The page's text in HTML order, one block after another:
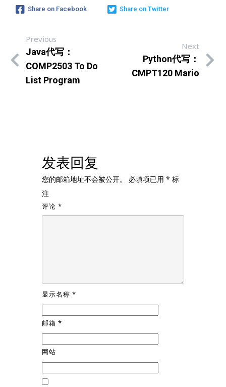
Share on Facebook Share on Twitter
Previous
Java代写：
COMP2503 To Do
List Program
Next
Python代写：
CMPT120 Mario
发表回复
您的邮箱地址不会被公开。 必填项已用 * 标
注
评论 *
显示名称 *
邮箱 *
网站